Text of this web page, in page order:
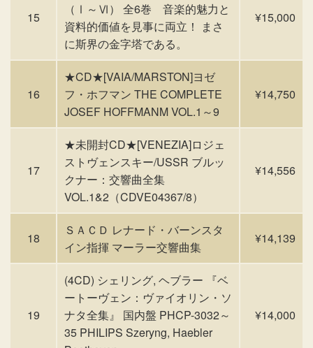
15
（Ⅰ～Ⅵ） 全6巻 音楽的魅力と
資料的価値を見事に両立！ まさ
に斯界の金字塔である。
¥15,000
16
★CD★[VAIA/MARSTON]ヨゼ
フ・ホフマン THE COMPLETE
JOSEF HOFFMANM VOL.1～9
¥14,750
17
★未開封CD★[VENEZIA]ロジェ
ストヴェンスキー/USSR ブルッ
クナー：交響曲全集
VOL.1&2（CDVE04367/8）
¥14,556
18
ＳＡＣＤ レナード・バーンスタ
イン指揮 マーラー交響曲集
¥14,139
19
(4CD) シェリング, ヘブラー 『ベ
ートーヴェン：ヴァイオリン・ソ
ナタ全集』 国内盤 PHCP-3032～
35 PHILIPS Szeryng, Haebler
¥14,000